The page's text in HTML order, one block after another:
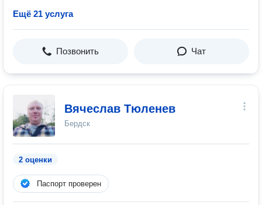
Ещё 21 услуга
Позвонить Чат
Вячеслав Тюленев
Бердск
2 оценки
Паспорт проверен